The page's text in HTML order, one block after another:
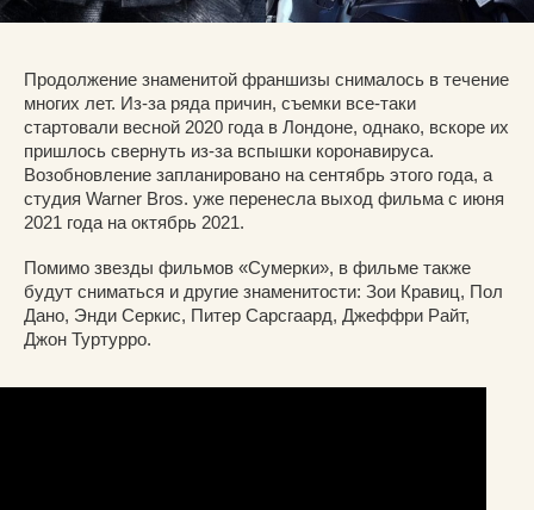
Продолжение знаменитой франшизы снималось в течение
многих лет. Из-за ряда причин, съемки все-таки
стартовали весной 2020 года в Лондоне, однако, вскоре их
пришлось свернуть из-за вспышки коронавируса.
Возобновление запланировано на сентябрь этого года, а
студия Warner Bros. уже перенесла выход фильма с июня
2021 года на октябрь 2021.
Помимо звезды фильмов «Сумерки», в фильме также
будут сниматься и другие знаменитости: Зои Кравиц, Пол
Дано, Энди Серкис, Питер Сарсгаард, Джеффри Райт,
Джон Туртурро.